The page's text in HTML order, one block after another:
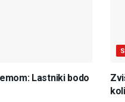
Lastniki bodo